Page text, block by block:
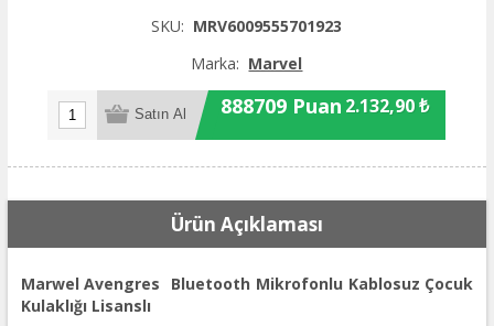
SKU: MRV6009555701923
Marka: Marvel
888709 Puan 2.132,90 ₺
Ürün Açıklaması
Marwel Avengres Bluetooth Mikrofonlu Kablosuz Çocuk
Kulaklığı Lisanslı